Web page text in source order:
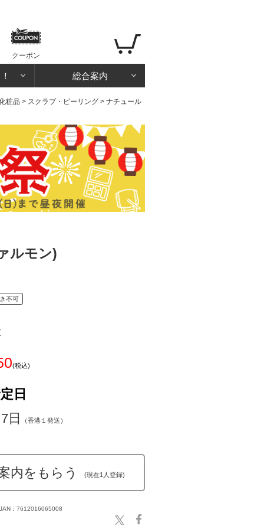
クーポン
総合案内
粧品 > スクラブ・ピーリング > ナチュール
ルモン)
不可
(税込)
日
日
（香港１発送）
内をもらう (現在1人登録)
JAN：7612016065008